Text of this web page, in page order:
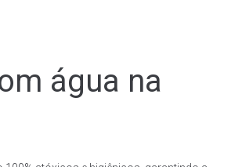
água na